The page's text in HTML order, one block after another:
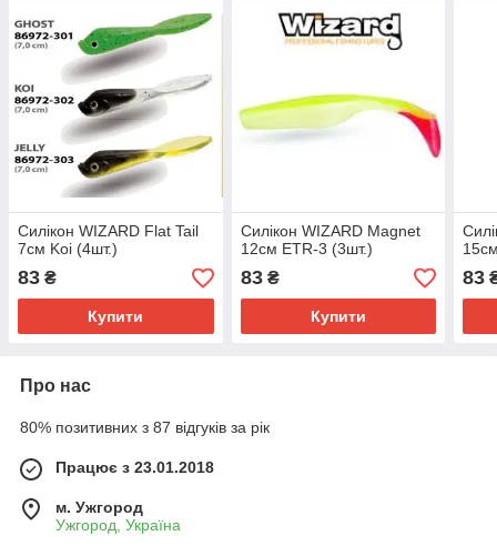
Силікон WIZARD Flat Tail
7см Koi (4шт.)
83 ₴
Купити
Силікон WIZARD Magnet
12см ETR-3 (3шт.)
83₴
Купити
83
Про нас
80% позитивних з 87 відгуків за рік
Працює з 23.01.2018
м. Ужгород
Ужгород, Україна